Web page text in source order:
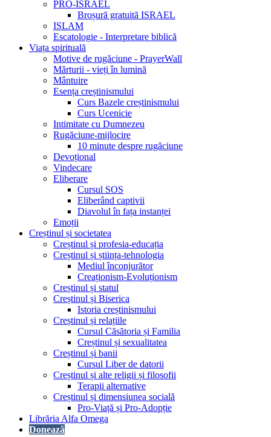
PRO-ISRAEL
Broșură gratuită ISRAEL
ISLAM
Escatologie - Interpretare biblică
Viața spirituală
Motive de rugăciune - PrayerWall
Mărturii - vieți în lumină
Mântuire
Esența creștinismului
Curs Bazele creștinismului
Curs Ucenicie
Intimitate cu Dumnezeu
Rugăciune-mijlocire
10 minute despre rugăciune
Devoțional
Vindecare
Eliberare
Cursul SOS
Eliberând captivii
Diavolul în fața instanței
Emoții
Creștinul și societatea
Creștinul și profesia-educația
Creștinul și știința-tehnologia
Mediul înconjurător
Creaționism-Evoluționism
Creștinul și statul
Creștinul și Biserica
Istoria creștinismului
Creștinul și relațiile
Cursul Căsătoria și Familia
Creștinul și sexualitatea
Creștinul și banii
Cursul Liber de datorii
Creștinul și alte religii și filosofii
Terapii alternative
Creștinul și dimensiunea socială
Pro-Viață și Pro-Adopție
Librăria Alfa Omega
Donează